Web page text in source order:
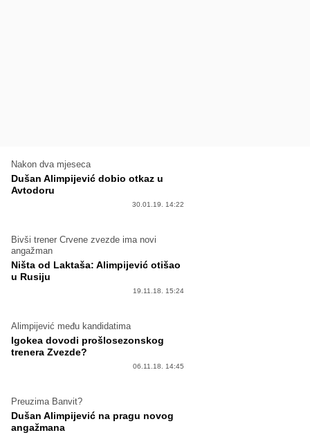
Nakon dva mjeseca
Dušan Alimpijević dobio otkaz u
Avtodoru
30.01.19. 14:22
Bivši trener Crvene zvezde ima novi
angažman
Ništa od Laktaša: Alimpijević otišao
u Rusiju
19.11.18. 15:24
Alimpijević među kandidatima
Igokea dovodi prošlosezonskog
trenera Zvezde?
06.11.18. 14:45
Preuzima Banvit?
Dušan Alimpijević na pragu novog
angažmana